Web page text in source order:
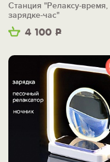
4 100 Р
Станция "Релаксу-время,
зарядке-час"